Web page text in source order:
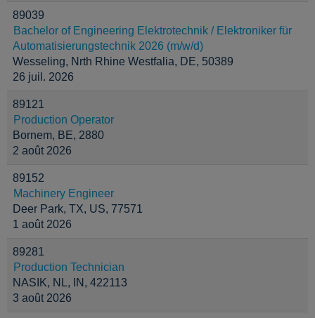
89039
Bachelor of Engineering Elektrotechnik / Elektroniker für
Automatisierungstechnik 2026 (m/w/d)
Wesseling, Nrth Rhine Westfalia, DE, 50389
26 juil. 2026
89121
Production Operator
Bornem, BE, 2880
2 août 2026
89152
Machinery Engineer
Deer Park, TX, US, 77571
1 août 2026
89281
Production Technician
NASIK, NL, IN, 422113
3 août 2026